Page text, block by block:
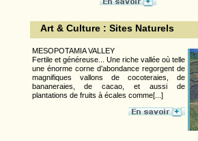
Art & Culture : Sites Naturels
MESOPOTAMIA VALLEY
Fertile et généreuse... Une riche vallée où telle
une énorme corne d’abondance regorgent de
magnifiques vallons de cocoteraies, de
bananeraies, de cacao, et aussi de
plantations de fruits à écales comme[...]